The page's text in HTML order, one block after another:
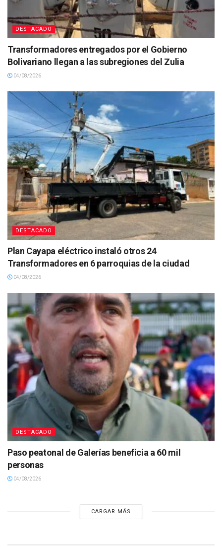
DESTACADO
Transformadores entregados por el Gobierno
Bolivariano llegan a las subregiones del Zulia
04/08/2026
DESTACADO
Plan Cayapa eléctrico instaló otros 24
Transformadores en 6 parroquias de la ciudad
04/08/2026
DESTACADO
Paso peatonal de Galerías beneficia a 60 mil
personas
04/08/2026
CARGAR MÁS